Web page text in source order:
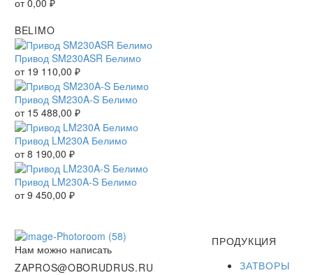
от0,00 ₽
BELIMO
Привод SM230ASR Белимо
от 19 110,00 ₽
Привод SM230A-S Белимо
от 15 488,00 ₽
Привод LM230A Белимо
от8 190,00 ₽
Привод LM230A-S Белимо
от9 450,00 ₽
Нам можно написать
ZAPROS@OBORUDRUS.RU
ПРОДУКЦИЯ
ЗАТВОРЫ